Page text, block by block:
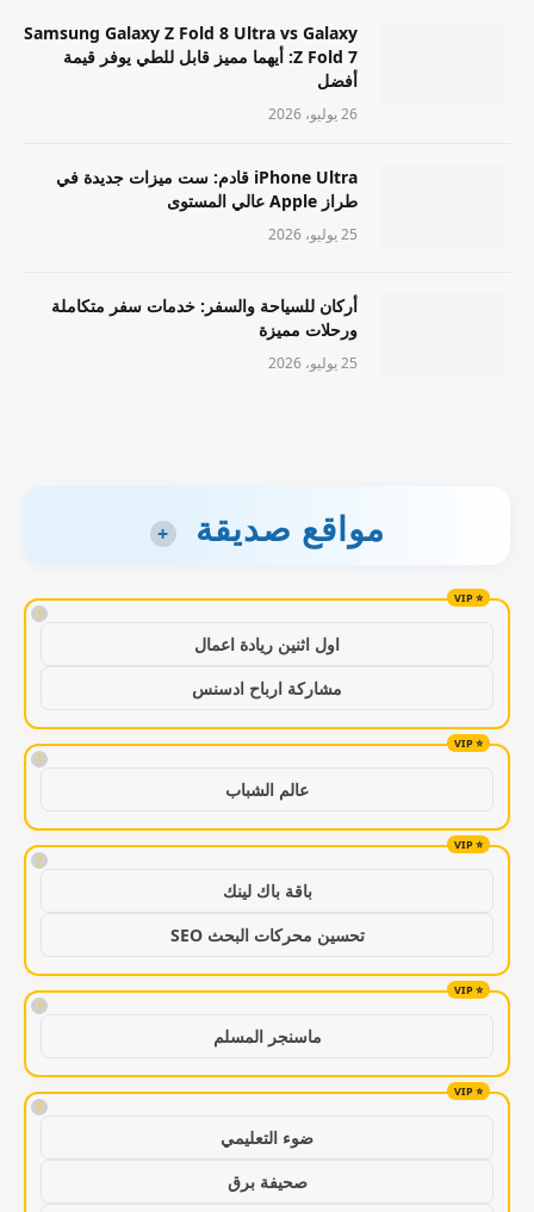
Samsung Galaxy Z Fold 8 Ultra vs Galaxy
Z Fold 7: أيهما مميز قابل للطي يوفر قيمة
أفضل
26 يوليو، 2026
iPhone Ultra قادم: ست ميزات جديدة في
طراز Apple عالي المستوى
25 يوليو، 2026
أركان للسياحة والسفر: خدمات سفر متكاملة
ورحلات مميزة
25 يوليو، 2026
مواقع صديقة +
!
اول اثنين ريادة اعمال
مشاركة ارباح ادسنس
!
عالم الشباب
!
باقة باك لينك
تحسين محركات البحث SEO
!
ماسنجر المسلم
!
ضوء التعليمي
صحيفة برق